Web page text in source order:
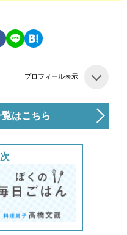
プロフィール表示
はこちら